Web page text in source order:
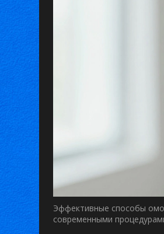
Эффективные способы
современными